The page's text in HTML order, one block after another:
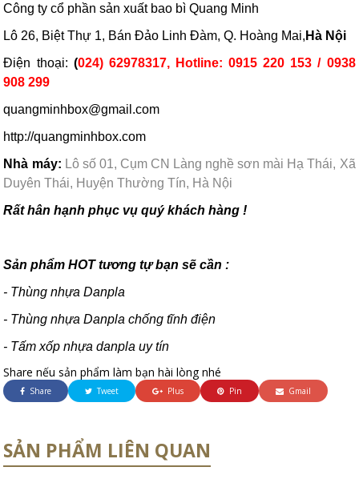
Công ty cổ phần sản xuất bao bì Quang Minh
Lô 26, Biệt Thự 1, Bán Đảo Linh Đàm, Q. Hoàng Mai, Hà Nội
Điện thoại: (024) 62978317, Hotline: 0915 220 153 / 0938
908 299
quangminhbox@gmail.com
http://quangminhbox.com
Nhà máy: Lô số 01, Cụm CN Làng nghề sơn mài Hạ Thái, Xã
Duyên Thái, Huyện Thường Tín, Hà Nội
Rất hân hạnh phục vụ quý khách hàng !
Sản phẩm HOT tương tự bạn sẽ cần :
- Thùng nhựa Danpla
- Thùng nhựa Danpla chống tĩnh điện
- Tấm xốp nhựa danpla uy tín
Share nếu sản phẩm làm bạn hài lòng nhé
Share Tweet Plus Pin Gmail
SẢN PHẨM LIÊN QUAN